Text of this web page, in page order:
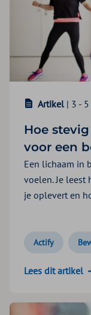
Artikel | 3 -
Hoe
voor een
Een lichaam in
voelen. Je
je oplevert en
Actify
Lees dit artikel